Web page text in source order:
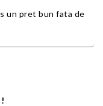
un pret bun fata de